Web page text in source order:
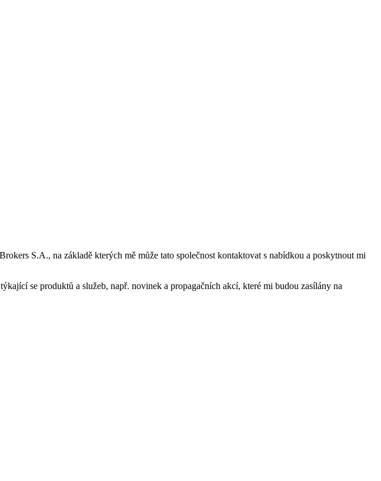
S.A., na základě kterých mě může tato společnost kontaktovat s nabídkou a poskytnout mi
se produktů a služeb, např. novinek a propagačních akcí, které mi budou zasílány na